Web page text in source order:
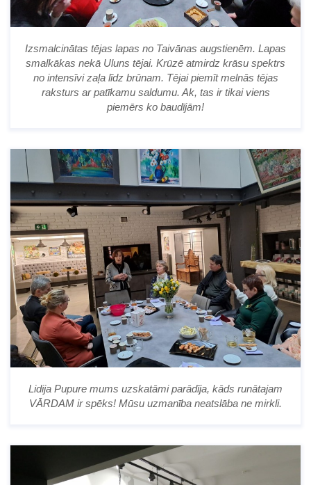
Izsmalcinātas tējas lapas no Taivānas augstienēm. Lapas
smalkākas nekā Uluns tējai. Krūzē atmirdz krāsu spektrs
no intensīvi zaļa līdz brūnam. Tējai piemīt melnās tējas
raksturs ar patīkamu saldumu. Ak, tas ir tikai viens
piemērs ko baudījām!
Lidija Pupure mums uzskatāmi parādīja, kāds runātajam
VĀRDAM ir spēks! Mūsu uzmanība neatslāba ne mirkli.